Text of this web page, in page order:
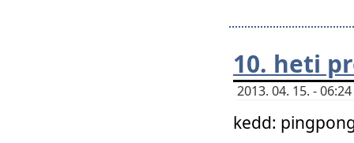
10. heti
2013. 04. 15. -
kedd: